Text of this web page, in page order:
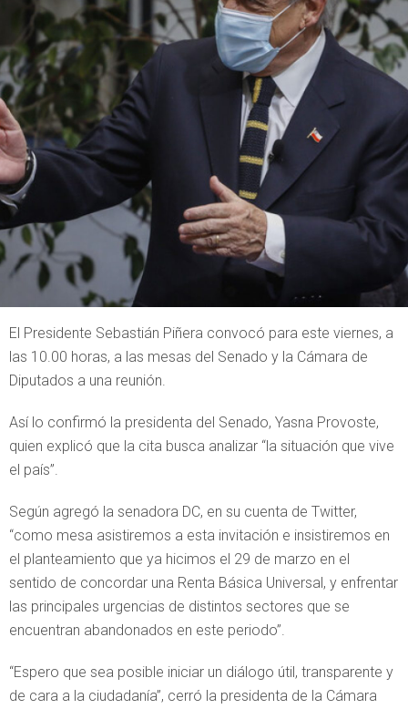
El Presidente Sebastián Piñera convocó para este viernes, a
las 10.00 horas, a las mesas del Senado y la Cámara de
Diputados a una reunión.
Así lo confirmó la presidenta del Senado, Yasna Provoste,
quien explicó que la cita busca analizar “la situación que vive
el país”.
Según agregó la senadora DC, en su cuenta de Twitter,
“como mesa asistiremos a esta invitación e insistiremos en
el planteamiento que ya hicimos el 29 de marzo en el
sentido de concordar una Renta Básica Universal, y enfrentar
las principales urgencias de distintos sectores que se
encuentran abandonados en este periodo”.
“Espero que sea posible iniciar un diálogo útil, transparente y
de cara a la ciudadanía”, cerró la presidenta de la Cámara